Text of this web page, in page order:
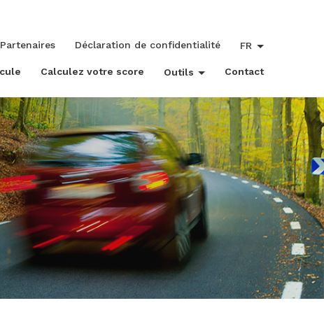
Calculez votre score Outils Contact
Partenaires Déclaration de confidentialité FR